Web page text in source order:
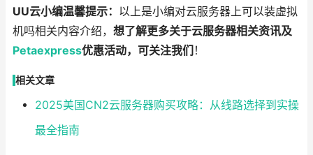
UU云小编温馨提示： 以上是小编对云服务器上可以装虚拟
机吗相关内容介绍， 想了解更多关于云服务器相关资讯及
Petaexpress优惠活动，可关注我们 ！
相关文章
2025美国CN2云服务器购买攻略：从线路选择到实操
最全指南